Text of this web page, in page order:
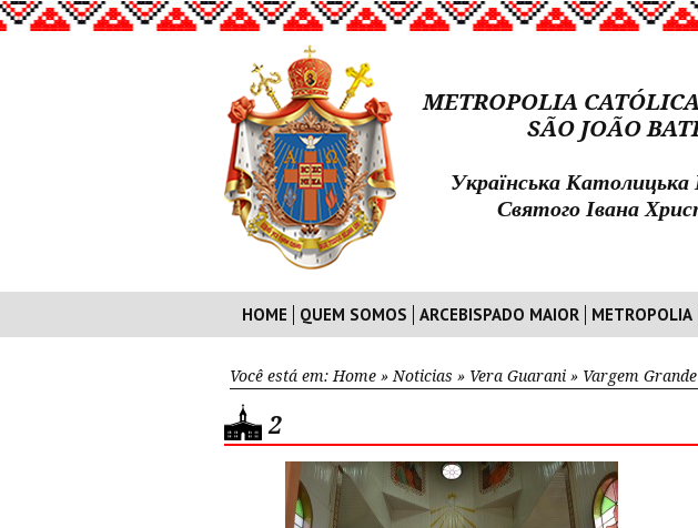
METROPOLIA
SÃO JOÃO
Українська
Святого Івана
HOME QUEM SOMOS ARCEBISPADO MAIOR METROPOLIA
Você está em: Home » Noticias » Vera Guarani » Vargem
2